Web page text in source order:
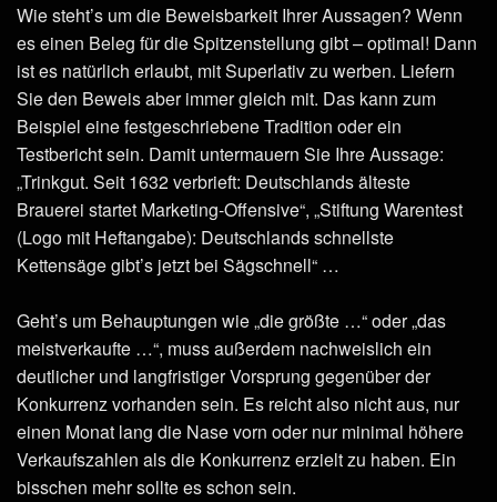
Wie steht’s um die Beweisbarkeit Ihrer Aussagen? Wenn
es einen Beleg für die Spitzenstellung gibt – optimal! Dann
ist es natürlich erlaubt, mit Superlativ zu werben. Liefern
Sie den Beweis aber immer gleich mit. Das kann zum
Beispiel eine festgeschriebene Tradition oder ein
Testbericht sein. Damit untermauern Sie Ihre Aussage:
„Trinkgut. Seit 1632 verbrieft: Deutschlands älteste
Brauerei startet Marketing-Offensive“, „Stiftung Warentest
(Logo mit Heftangabe): Deutschlands schnellste
Kettensäge gibt’s jetzt bei Sägschnell“ …
Geht’s um Behauptungen wie „die größte …“ oder „das
meistverkaufte …“, muss außerdem nachweislich ein
deutlicher und langfristiger Vorsprung gegenüber der
Konkurrenz vorhanden sein. Es reicht also nicht aus, nur
einen Monat lang die Nase vorn oder nur minimal höhere
Verkaufszahlen als die Konkurrenz erzielt zu haben. Ein
bisschen mehr sollte es schon sein.